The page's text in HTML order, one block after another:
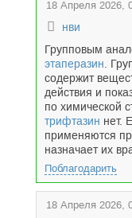
18 Апреля 2026,
нви
Групповым
этаперазин .
содержит
действия и
по химической
трифтазин нет.
применяются
назначает их
Поблагодарить
18 Апреля 2026,